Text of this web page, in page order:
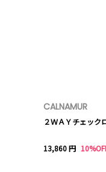
CALNAMUR
２ＷＡＹチェック
13,860 円